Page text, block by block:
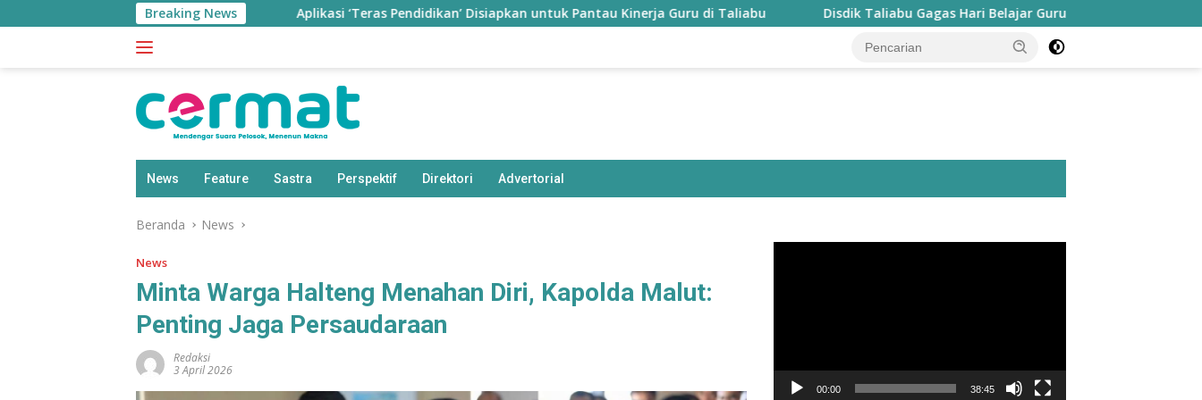
ke
Breaking NewsAplikasi ‘Teras Pendidikan’ Disiapkan untuk Pantau Kinerja Guru di Taliabu Disdik Taliabu Gagas Hari Belajar Guru, Bahasa Daerah hingga
News Feature Sastra Perspektif Direktori Advertorial
Beranda News
News
Minta Warga Halteng Menahan Diri, Kapolda Malut:
Penting Jaga Persaudaraan
Redaksi
3 April 2026
00:00 38:45